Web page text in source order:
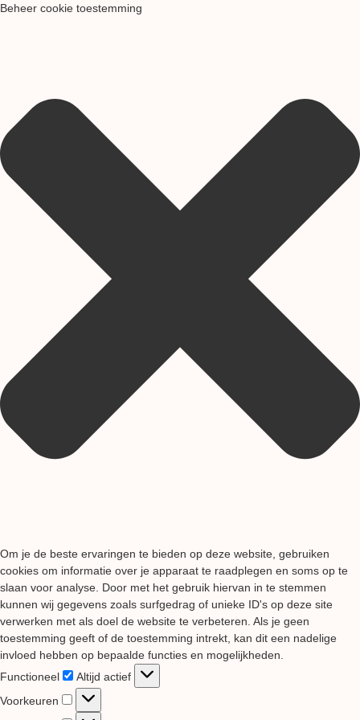
Beheer cookie toestemming
Om je de beste ervaringen te bieden op deze website, gebruiken
cookies om informatie over je apparaat te raadplegen en soms op te
slaan voor analyse. Door met het gebruik hiervan in te stemmen
kunnen wij gegevens zoals surfgedrag of unieke ID's op deze site
verwerken met als doel de website te verbeteren. Als je geen
toestemming geeft of de toestemming intrekt, kan dit een nadelige
invloed hebben op bepaalde functies en mogelijkheden.
Functioneel
Functioneel
Altijd actief
Voorkeuren
Voorkeuren